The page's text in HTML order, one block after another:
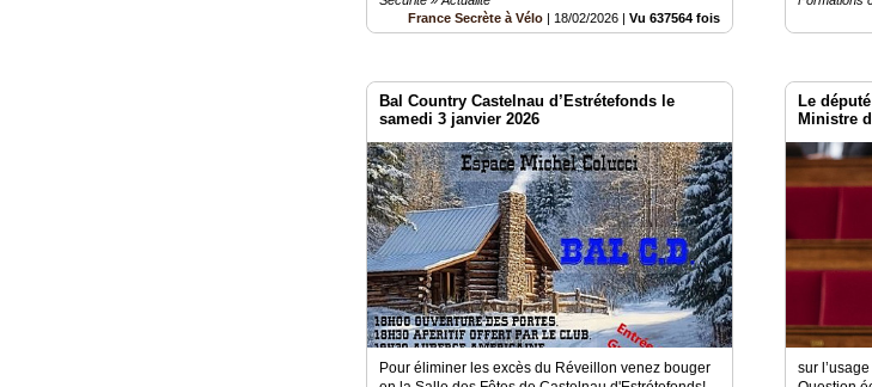
France Secrète à Vélo
18/02/2026 |Vu 637564 fois
Bal Country Castelnau d’Estrétefonds le
samedi 3 janvier 2026
Pour éliminer les excès du Réveillon venez bouger
Le
Ministre
sur